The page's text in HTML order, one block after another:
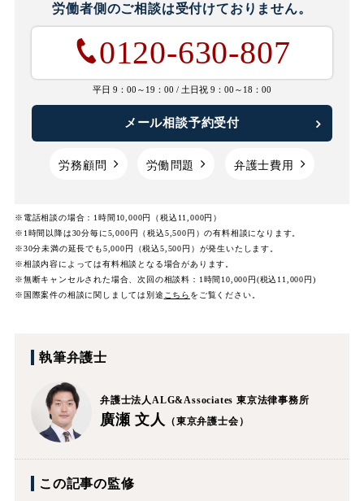
労働者側のご相談は受付けておりません。
0120-630-807
平日 9：00～19：00 / 土日祝 9：00～18：00
メール相談予約受付
労務顧問 労働問題 弁護士費用
※電話相談の場合：1時間10,000円（税込11,000円）
※1時間以降は30分毎に5,000円（税込5,500円）の有料相談になります。
※30分未満の延長でも5,000円（税込5,500円）が発生いたします。
※相談内容によっては有料相談となる場合があります。
※無断キャンセルされた場合、次回の相談料：1時間10,000円(税込11,000円)
※国際案件の相談に関しましては 別途 こちら をご覧ください。
執筆弁護士
弁護士法人ALG&Associates 東京法律事務所
廣瀬 文人 （東京弁護士会）
この記事の監修